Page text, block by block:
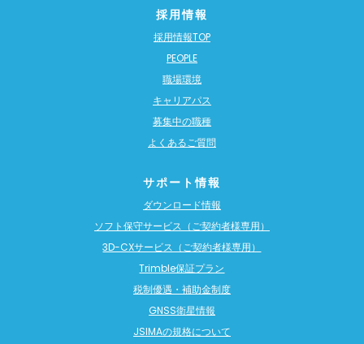
採用情報
採用情報TOP
PEOPLE
職場環境
キャリアパス
募集中の職種
よくあるご質問
サポート情報
ダウンロード情報
ソフト保守サービス（ご契約者様専用）
3D-CXサービス（ご契約者様専用）
Trimble保証プラン
税制優遇・補助金制度
GNSS衛星情報
JSIMAの規格について